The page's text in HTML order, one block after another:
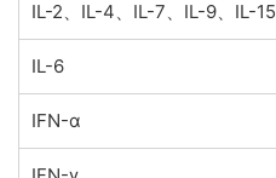
IL-2、IL-4、IL-7、IL-9、IL-15
IL-6
IFN-α